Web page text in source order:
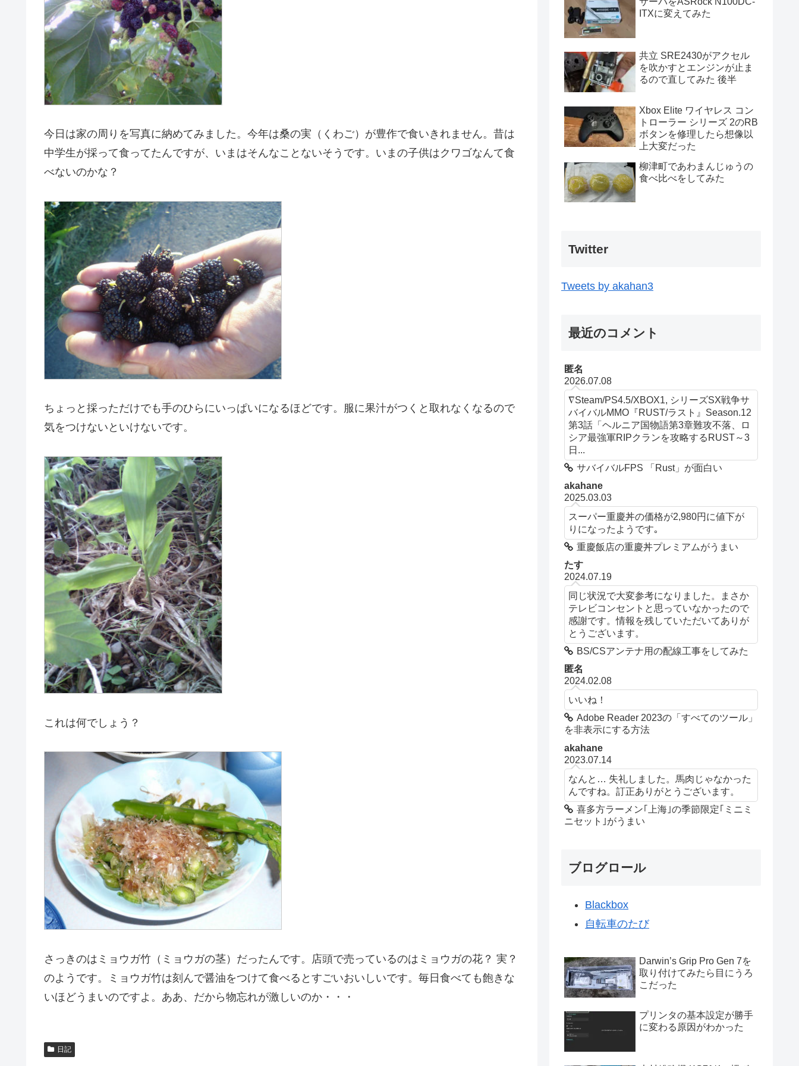
今日は家の周りを写真に納めてみました。今年は桑の実（くわご）が豊作で食いきれません。昔は
中学生が採って食ってたんですが、いまはそんなことないそうです。いまの子供はクワゴなんて食
べないのかな？
ちょっと採っただけでも手のひらにいっぱいになるほどです。服に果汁がつくと取れなくなるので
気をつけないといけないです。
これは何でしょう？
さっきのはミョウガ竹（ミョウガの茎）だったんです。店頭で売っているのはミョウガの花？ 実？
のようです。ミョウガ竹は刻んで醤油をつけて食べるとすごいおいしいです。毎日食べても飽きな
いほどうまいのですよ。ああ、だから物忘れが激しいのか・・・
日記
ITXに変えてみた
共立 SRE2430がアクセル
を吹かすとエンジンが止ま
るので直してみた 後半
Xbox Elite ワイヤレス コン
トローラー シリーズ 2のRB
ボタンを修理したら想像以
上大変だった
柳津町であわまんじゅうの
食べ比べをしてみた
Twitter
Tweets by akahan3
最近のコメント
匿名
2026.07.08
∇Steam/PS4.5/XBOX1, シリーズSX戦争サ
バイバルMMO『RUST/ラスト』Season.12
第3話「ヘルニア国物語第3章難攻不落、ロ
シア最強軍RIPクランを攻略するRUST～3
日...
サバイバルFPS 「Rust」が面白い
akahane
2025.03.03
スーパー重慶丼の価格が2,980円に値下が
りになったようです｡
重慶飯店の重慶丼プレミアムがうまい
たす
2024.07.19
同じ状況で大変参考になりました。まさか
テレビコンセントと思っていなかったので
感謝です。情報を残していただいてありが
とうございます。
BS/CSアンテナ用の配線工事をしてみた
匿名
2024.02.08
いいね！
Adobe Reader 2023の「すべてのツール」
を非表示にする方法
akahane
2023.07.14
なんと… 失礼しました。馬肉じゃなかった
んですね。訂正ありがとうございます。
喜多方ラーメン｢上海｣の季節限定｢ミニミ
ニセット｣がうまい
ブログロール
Blackbox
自転車のたび
Darwin’s Grip Pro Gen 7を
取り付けてみたら目にうろ
こだった
プリンタの基本設定が勝手
に変わる原因がわかった